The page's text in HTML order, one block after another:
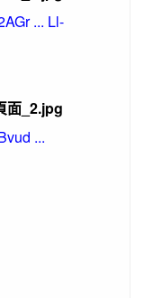
... Ll-
面_2.jpg
...